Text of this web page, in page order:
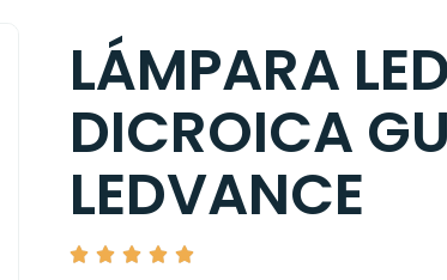
LÁMPARA LED
DICROICA
LEDVANCE